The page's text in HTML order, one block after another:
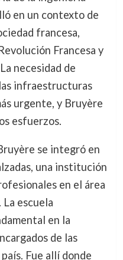
en un contexto de
francesa,
Francesa y
necesidad de
infraestructuras
urgente, y Bruyère
esfuerzos.
se integró en
una institución
en el área
escuela
en la
de las
Fue allí donde